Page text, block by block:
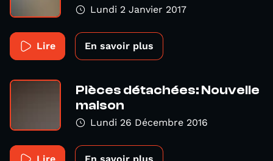
Lundi 2 Janvier 2017
Lire En savoir plus
Pièces détachées: Nouvelle
maison
Lundi 26 Décembre 2016